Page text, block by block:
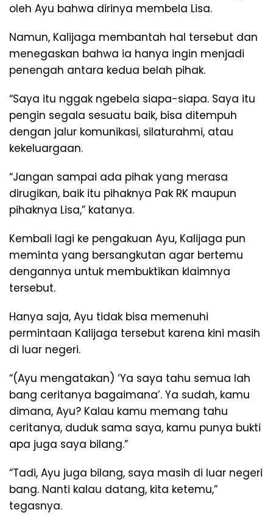
oleh Ayu bahwa dirinya membela Lisa.
Namun, Kalijaga membantah hal tersebut dan
menegaskan bahwa ia hanya ingin menjadi
penengah antara kedua belah pihak.
“Saya itu nggak ngebela siapa-siapa. Saya itu
pengin segala sesuatu baik, bisa ditempuh
dengan jalur komunikasi, silaturahmi, atau
kekeluargaan.
“Jangan sampai ada pihak yang merasa
dirugikan, baik itu pihaknya Pak RK maupun
pihaknya Lisa,” katanya.
Kembali lagi ke pengakuan Ayu, Kalijaga pun
meminta yang bersangkutan agar bertemu
dengannya untuk membuktikan klaimnya
tersebut.
Hanya saja, Ayu tidak bisa memenuhi
permintaan Kalijaga tersebut karena kini masih
di luar negeri.
“(Ayu mengatakan) ‘Ya saya tahu semua lah
bang ceritanya bagaimana’. Ya sudah, kamu
dimana, Ayu? Kalau kamu memang tahu
ceritanya, duduk sama saya, kamu punya bukti
apa juga saya bilang.”
“Tadi, Ayu juga bilang, saya masih di luar negeri
bang. Nanti kalau datang, kita ketemu,”
tegasnya.